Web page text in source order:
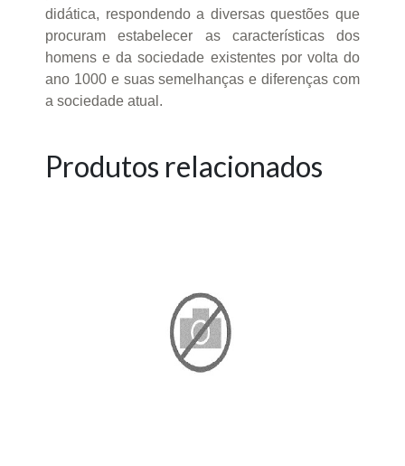
didática, respondendo a diversas questões que
procuram estabelecer as características dos
homens e da sociedade existentes por volta do
ano 1000 e suas semelhanças e diferenças com
a sociedade atual.
Produtos relacionados